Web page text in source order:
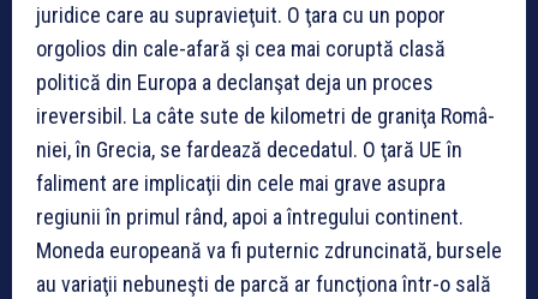
juridice care au supravieţuit. O ţara cu un popor
orgolios din cale-afară şi cea mai coruptă clasă
politică din Europa a declanşat deja un proces
ireversibil. La câte sute de kilometri de graniţa Ro­mâ­
niei, în Grecia, se fardează deceda­tul. O ţară UE în
faliment are implicaţii din cele mai grave asupra
regiunii în primul rând, apoi a întregului continent.
Moneda europeană va fi pu­ternic zdruncinată, bursele
au variaţii nebuneşti de parcă ar funcţiona într-o sală